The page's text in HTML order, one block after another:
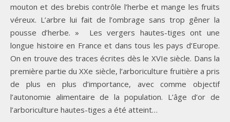
mouton et des brebis contrôle l’herbe et mange les fruits
véreux. L’arbre lui fait de l’ombrage sans trop gêner la
pousse d’herbe. » Les vergers hautes-tiges ont une
longue histoire en France et dans tous les pays d’Europe.
On en trouve des traces écrites dès le XVIe siècle. Dans la
première partie du XXe siècle, l’arboriculture fruitière a pris
de plus en plus d’importance, avec comme objectif
l’autonomie alimentaire de la population. L’âge d’or de
l’arboriculture hautes-tiges a été atteint…